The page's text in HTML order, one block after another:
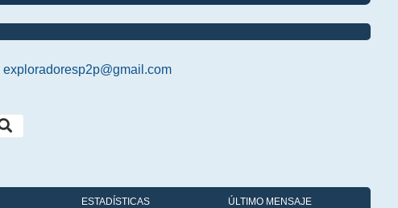
exploradoresp2p@gmail.com
ESTADÍSTICAS ÚLTIMO MENSAJE